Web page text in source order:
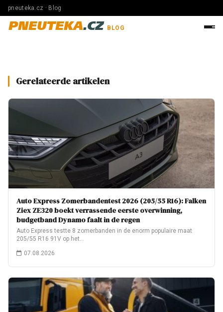
pneuteka.cz · Blog
PNEUTEKA.CZ BLOG
Gerelateerde artikelen
Auto Express Zomerbandentest 2026 (205/55 R16): Falken
Ziex ZE320 boekt verrassende eerste overwinning,
budgetband Dynamo faalt in de regen
Auto Express testte 8 zomerbanden in de enorm populaire maat
205/55 R16 91V op het…
07.08.2026